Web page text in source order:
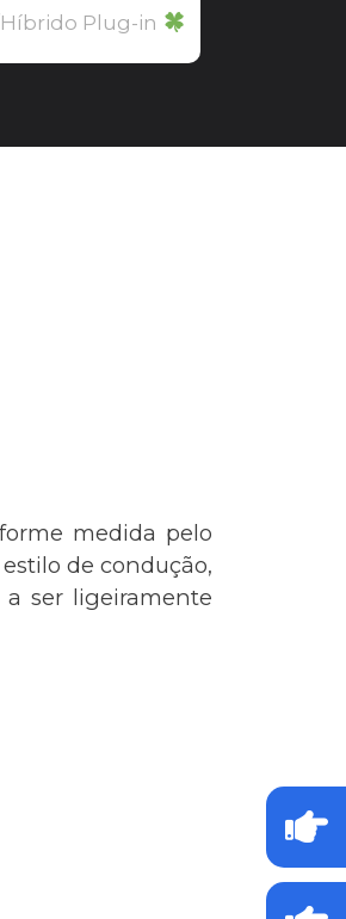
Plug-in
medida pelo
de condução,
ser ligeiramente